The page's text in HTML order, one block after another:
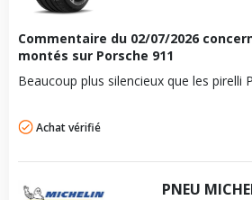
boulon
Pour la visserie, afin de garantir une
vous conseillons de contacter directement le
Force de rotation du
Pour la visserie, afin de garantir une parfaite
Commentaire du 02/07/2026
montés sur Porsche 911
Beaucoup plus silencieux que les pirelli
Achat vérifié
PNEU